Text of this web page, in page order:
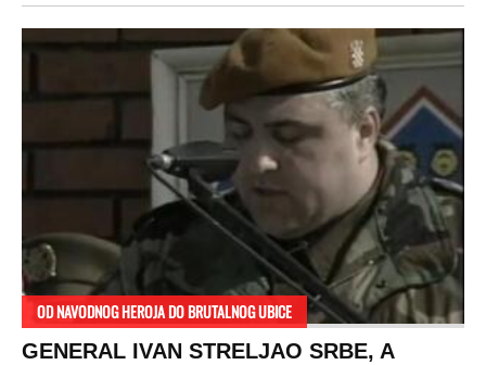
OD NAVODNOG HEROJA DO BRUTALNOG UBICE
GENERAL IVAN STRELJAO SRBE, A